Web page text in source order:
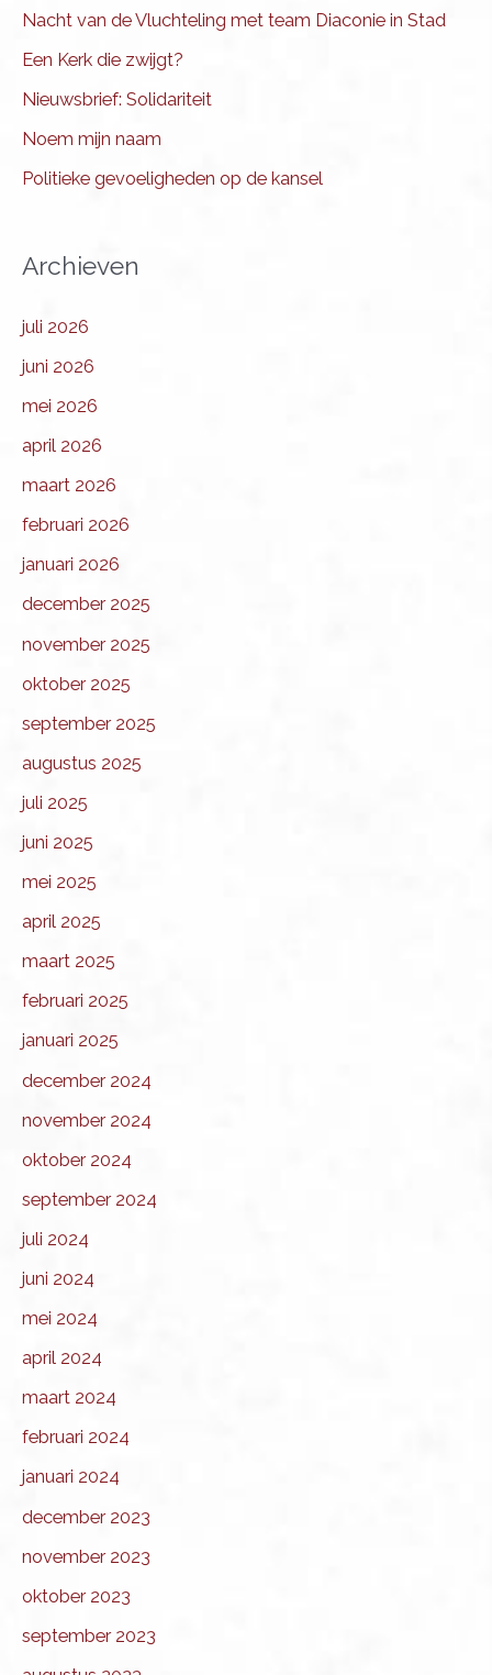
Nacht van de Vluchteling met team Diaconie in Stad
Een Kerk die zwijgt?
Nieuwsbrief: Solidariteit
Noem mijn naam
Politieke gevoeligheden op de kansel
Archieven
juli 2026
juni 2026
mei 2026
april 2026
maart 2026
februari 2026
januari 2026
december 2025
november 2025
oktober 2025
september 2025
augustus 2025
juli 2025
juni 2025
mei 2025
april 2025
maart 2025
februari 2025
januari 2025
december 2024
november 2024
oktober 2024
september 2024
juli 2024
juni 2024
mei 2024
april 2024
maart 2024
februari 2024
januari 2024
december 2023
november 2023
oktober 2023
september 2023